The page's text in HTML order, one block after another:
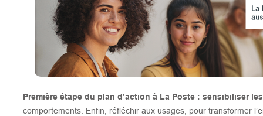
Première étape du plan d’action à La Poste : sensibiliser
comportements. Enfin, réfléchir aux usages, pour transformer